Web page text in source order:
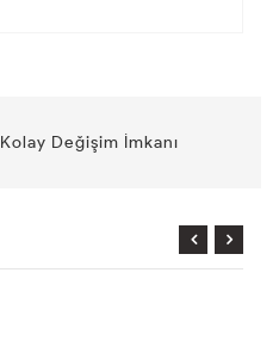
Kolay Değişim İmkanı